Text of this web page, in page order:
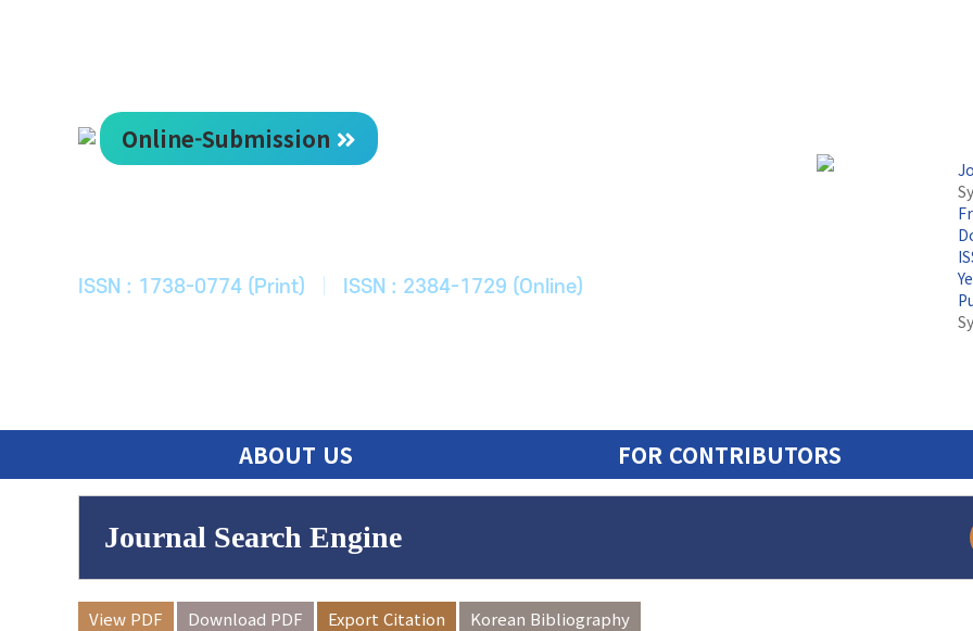
Online-Submission
한국ITS학회논문지
ISSN : 1738-0774 (Print) ISSN : 2384-1729 (Online)
ABOUT US FOR CONTRIBUTORS
Journal Search Engine
Volume/Issue :
View PDF Download PDF Export Citation Korean Bibliography